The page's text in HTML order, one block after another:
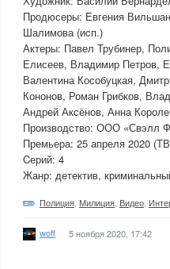
Продюсеры: Евгения
Шалимова (иcп.)
Актеры: Павел Трубинер,
Елисеев, Владимир Петров,
Валентина Кособуцкая,
Кононов, Роман Грибков,
Андрей Аксёнов, Анна
Производство: ООО «Свэлл
Премьера: 25 апреля 2020
Cерий: 4
Жанр: детектив,
Полиция Милиция Видео
woff 5 ноября 2020, 17:42